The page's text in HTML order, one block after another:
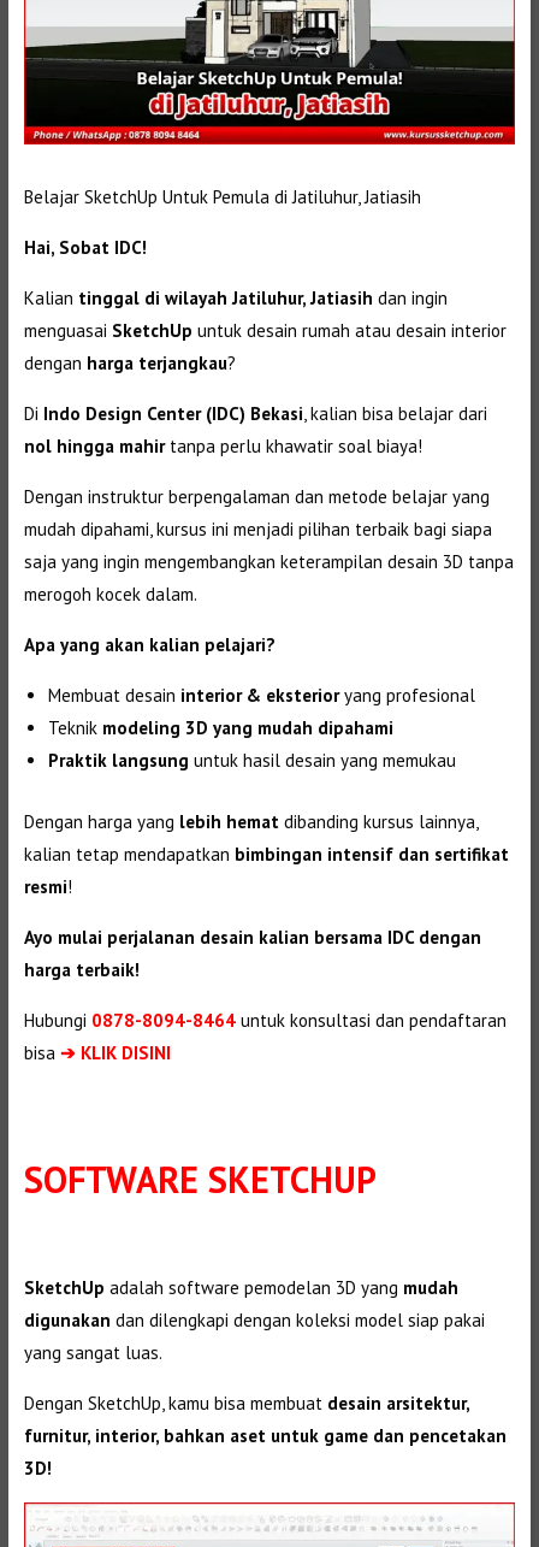
Belajar SketchUp Untuk Pemula di Jatiluhur, Jatiasih
Hai, Sobat IDC!
Kalian tinggal di wilayah Jatiluhur, Jatiasih dan ingin
menguasai SketchUp untuk desain rumah atau desain interior
dengan harga terjangkau?
Di Indo Design Center (IDC) Bekasi, kalian bisa belajar dari
nol hingga mahirtanpa perlu khawatir soal biaya!
Dengan instruktur berpengalaman dan metode belajar yang
mudah dipahami, kursus ini menjadi pilihan terbaik bagi siapa
saja yang ingin mengembangkan keterampilan desain 3D tanpa
merogoh kocek dalam.
Apa yang akan kalian pelajari?
Membuat desain interior & eksterioryang profesional
Teknik modeling 3D yang mudah dipahami
Praktik langsung untuk hasil desain yang memukau
Dengan harga yang lebih hematdibanding kursus lainnya,
kalian tetap mendapatkan bimbingan intensif dan sertifikat
resmi!
Ayo mulai perjalanan desain kalian bersama IDC dengan
harga terbaik!
Hubungi 0878-8094-8464untuk konsultasi dan pendaftaran
bisa ➔ KLIK DISINI
SOFTWARE SKETCHUP
SketchUp adalah software pemodelan 3D yang mudah
digunakan dan dilengkapi dengan koleksi model siap pakai
yang sangat luas.
Dengan SketchUp, kamu bisa membuat desain arsitektur,
furnitur, interior, bahkan aset untuk game dan pencetakan
3D!